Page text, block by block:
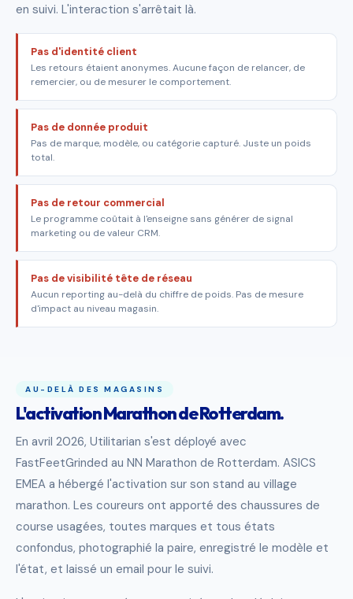
en suivi. L'interaction s'arrêtait là.
Pas d'identité client
Les retours étaient anonymes. Aucune façon de relancer, de
remercier, ou de mesurer le comportement.
Pas de donnée produit
Pas de marque, modèle, ou catégorie capturé. Juste un poids
total.
Pas de retour commercial
Le programme coûtait à l'enseigne sans générer de signal
marketing ou de valeur CRM.
Pas de visibilité tête de réseau
Aucun reporting au-delà du chiffre de poids. Pas de mesure
d'impact au niveau magasin.
AU-DELÀ DES MAGASINS
L'activation Marathon de Rotterdam.
En avril 2026, Utilitarian s'est déployé avec
FastFeetGrinded au NN Marathon de Rotterdam. ASICS
EMEA a hébergé l'activation sur son stand au village
marathon. Les coureurs ont apporté des chaussures de
course usagées, toutes marques et tous états
confondus, photographié la paire, enregistré le modèle et
l'état, et laissé un email pour le suivi.